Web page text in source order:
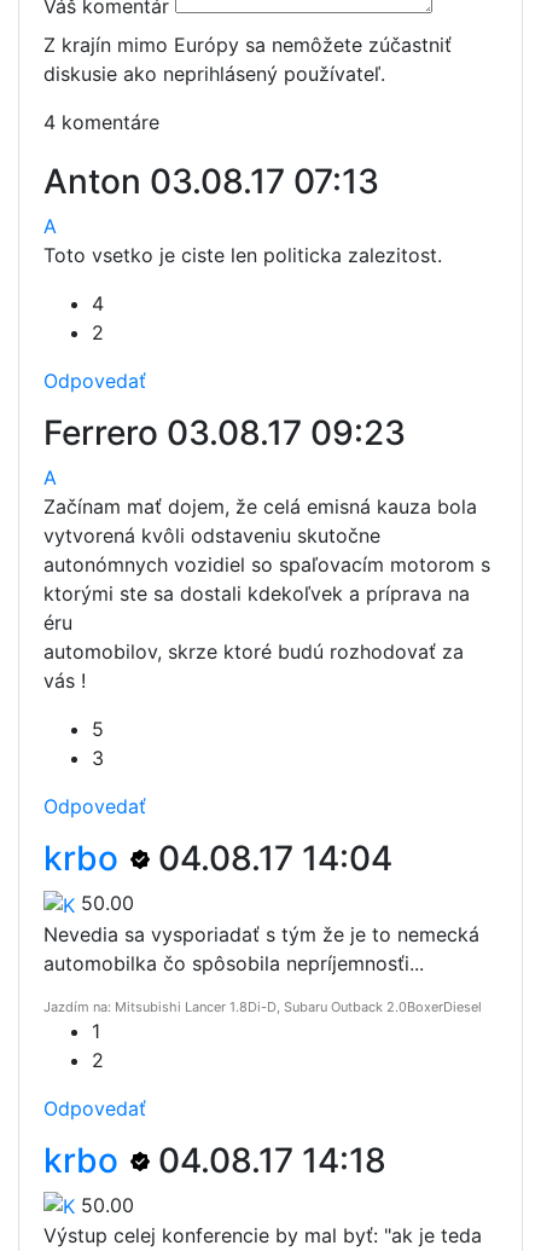
Váš komentár
Z krajín mimo Európy sa nemôžete zúčastniť
diskusie ako neprihlásený používateľ.
4 komentáre
Anton 03.08.17 07:13
A
Toto vsetko je ciste len politicka zalezitost.
4
2
Odpovedať
Ferrero 03.08.17 09:23
A
Začínam mať dojem, že celá emisná kauza bola
vytvorená kvôli odstaveniu skutočne
autonómnych vozidiel so spaľovacím motorom s
ktorými ste sa dostali kdekoľvek a príprava na
éru
automobilov, skrze ktoré budú rozhodovať za
vás !
5
3
Odpovedať
krbo 04.08.17 14:04
50.00
Nevedia sa vysporiadať s tým že je to nemecká
automobilka čo spôsobila nepríjemnosťi...
Jazdím na: Mitsubishi Lancer 1.8Di-D, Subaru Outback 2.0BoxerDiesel
1
2
Odpovedať
krbo 04.08.17 14:18
50.00
Výstup celej konferencie by mal byť: "ak je teda